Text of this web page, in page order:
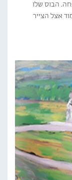
הבוס שלו
אצל הצייר